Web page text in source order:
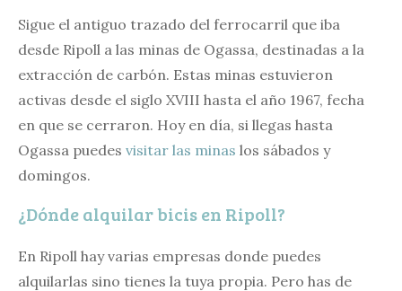
Sigue el antiguo trazado del ferrocarril que iba
desde Ripoll a las minas de Ogassa, destinadas a la
extracción de carbón. Estas minas estuvieron
activas desde el siglo XVIII hasta el año 1967, fecha
en que se cerraron. Hoy en día, si llegas hasta
Ogassa puedes visitar las minas los sábados y
domingos.
¿Dónde alquilar bicis en Ripoll?
En Ripoll hay varias empresas donde puedes
alquilarlas sino tienes la tuya propia. Pero has de